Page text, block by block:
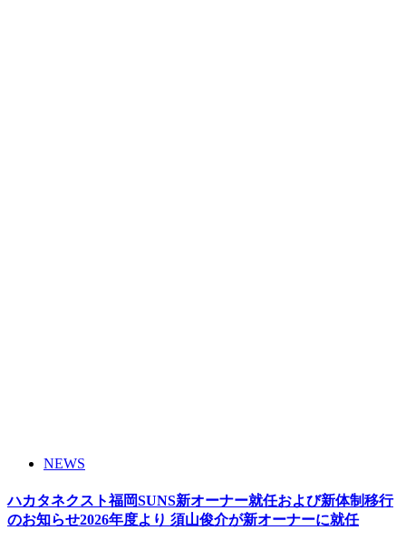
NEWS
ハカタネクスト福岡SUNS新オーナー就任および新体制移行
のお知らせ2026年度より 須山俊介が新オーナーに就任